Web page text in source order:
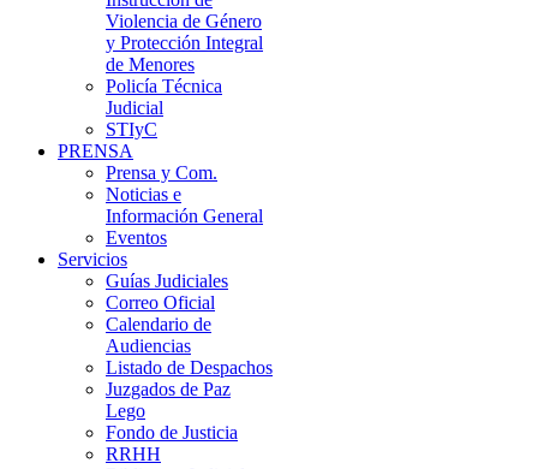
Violencia de Género
y Protección Integral
de Menores
Policía Técnica
Judicial
STIyC
PRENSA
Prensa y Com.
Noticias e
Información General
Eventos
Servicios
Guías Judiciales
Correo Oficial
Calendario de
Audiencias
Listado de Despachos
Juzgados de Paz
Lego
Fondo de Justicia
RRHH